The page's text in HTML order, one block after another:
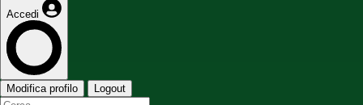
Accedi
Modifica profilo Logout